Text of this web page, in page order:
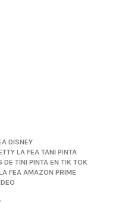
DISNEY
LA FEA TANI PINTA
DE TINI PINTA EN TIK TOK
FEA AMAZON PRIME